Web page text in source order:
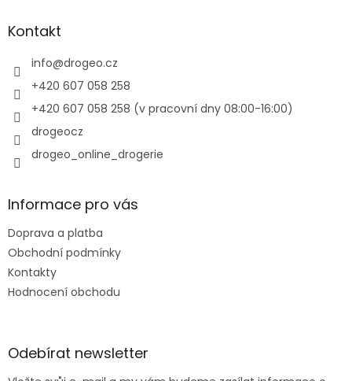
aKontakt
info@drogeo.cz
+420 607 058 258
+420 607 058 258 (v pracovní dny 08:00-16:00)
drogeocz
drogeo_online_drogerie
Informace pro vás
Doprava a platba
Obchodní podmínky
Kontakty
Hodnocení obchodu
Odebírat newsletter